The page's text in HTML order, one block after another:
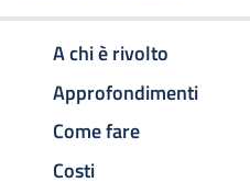
A chi è rivolto
Approfondimenti
Come fare
Costi